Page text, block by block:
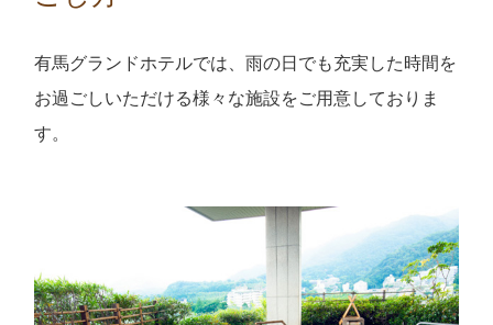
有馬グランドホテルでは、雨の日でも充実した時間を
お過ごしいただける様々な施設をご用意しておりま
す。